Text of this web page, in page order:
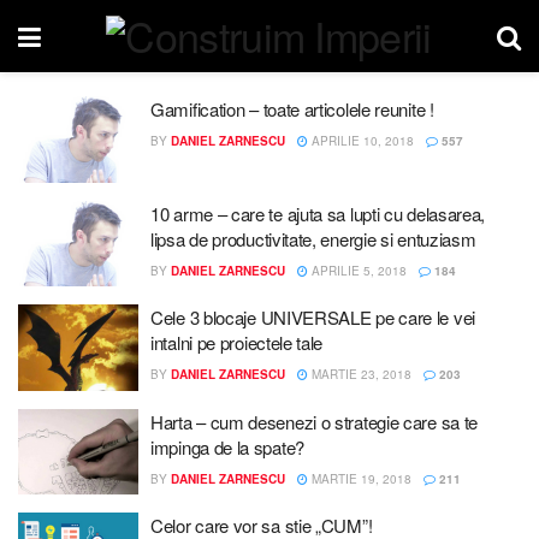
Gamification – toate articolele reunite !
BY DANIEL ZARNESCU APRILIE 10, 2018 557
10 arme – care te ajuta sa lupti cu delasarea,
lipsa de productivitate, energie si entuziasm
BY DANIEL ZARNESCU APRILIE 5, 2018 184
Cele 3 blocaje UNIVERSALE pe care le vei
intalni pe proiectele tale
BY DANIEL ZARNESCU MARTIE 23, 2018 203
Harta – cum desenezi o strategie care sa te
impinga de la spate?
BY DANIEL ZARNESCU MARTIE 19, 2018 211
Celor care vor sa stie „CUM”!